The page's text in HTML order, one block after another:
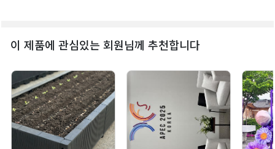
이 제품에 관심있는 회원님께 추천합니다